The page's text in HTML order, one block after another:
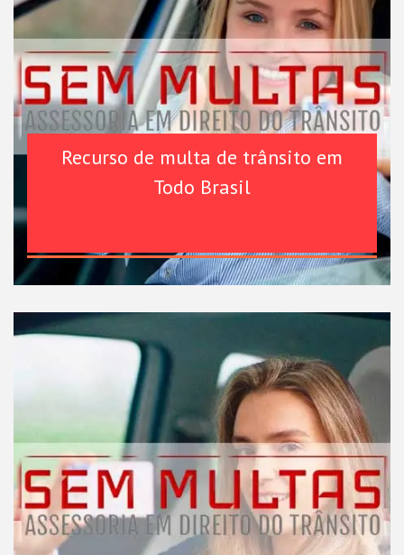
Recurso de multa de trânsito em
Todo Brasil